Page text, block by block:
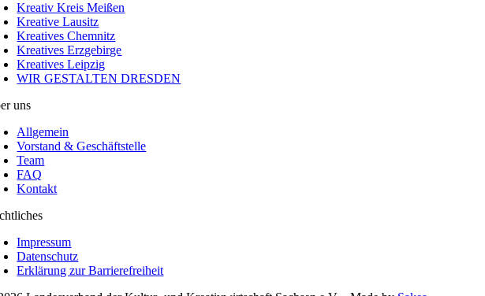
Kreativ Kreis Meißen
Kreative Lausitz
Kreatives Chemnitz
Kreatives Erzgebirge
Kreatives Leipzig
WIR GESTALTEN DRESDEN
uns
Allgemein
Vorstand & Geschäftstelle
Team
FAQ
Kontakt
Impressum
Datenschutz
Erklärung zur Barrierefreiheit